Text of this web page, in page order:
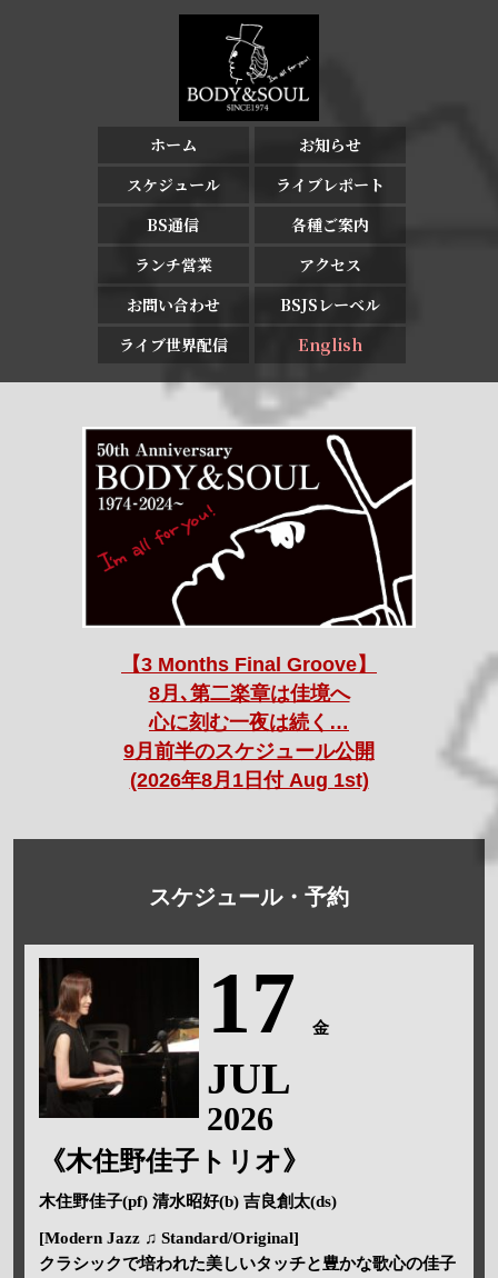
ホーム
お知らせ
スケジュール
ライブレポート
BS通信
各種ご案内
ランチ営業
アクセス
お問い合わせ
BSJSレーベル
ライブ世界配信
English
【3 Months Final Groove】
8月､第二楽章は佳境へ
心に刻む一夜は続く…
9月前半のスケジュール公開
(2026年8月1日付 Aug 1st)
スケジュール・予約
17 金
JUL
2026
《木住野佳子トリオ》
木住野佳子(pf) 清水昭好(b) 吉良創太(ds)
[Modern Jazz ♫ Standard/Original]
クラシックで培われた美しいタッチと豊かな歌心の佳子